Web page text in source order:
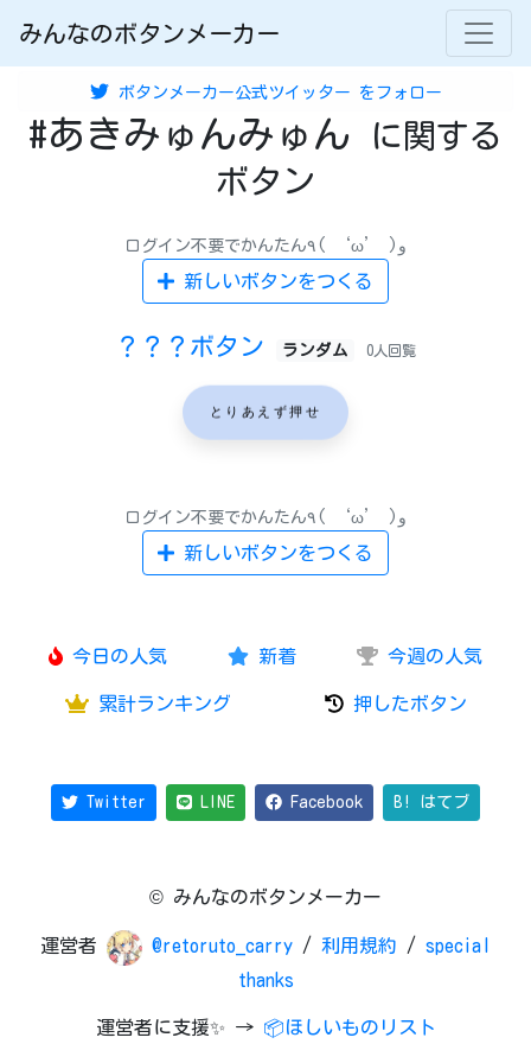
みんなのボタンメーカー
ボタンメーカー公式ツイッター をフォロー
#あきみゅんみゅん
に関する
ボタン
ログイン不要でかんたん٩( ‘ω’ )و
新しいボタンをつくる
？？？ボタン ランダム 0人回覧
とりあえず押せ
ログイン不要でかんたん٩( ‘ω’ )و
新しいボタンをつくる
今日の人気 新着 今週の人気
累計ランキング 押したボタン
Twitter LINE Facebook B! はてブ
© みんなのボタンメーカー
運営者 @retoruto_carry / 利用規約 / special
thanks
運営者に支援✨ → 📦ほしいものリスト